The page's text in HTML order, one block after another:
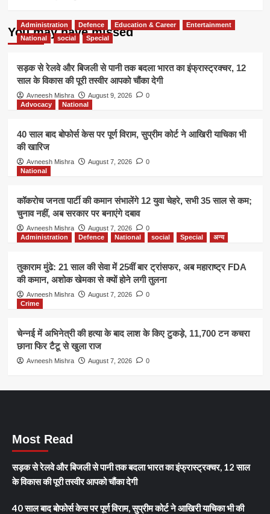
You may have missed
Administration Defence Education & Career
Entertainment
National
social Special
सड़क से रेलवे और बिजली से पानी तक बदला भारत का इंफ्रास्ट्रक्चर, 12
साल के विकास की पूरी तस्वीर आपको चौंका देगी
Avneesh Mishra August 9, 2026
0
Advocacy
National
40 साल बाद बोफोर्स केस पर पूर्ण विराम, सुप्रीम कोर्ट ने आखिरी याचिका भी
की खारिज
Avneesh Mishra August 7, 2026
0
National
कॉकरोच जनता पार्टी की कमान संभालेंगे 12 युवा चेहरे, सभी 35 साल से कम;
चुनाव नहीं, अब सरकार पर बनाएंगे दबाव
Avneesh Mishra August 7, 2026
0
Administration
Defence National social Special अन्य
तुकाराम मुंढे: 21 साल की सेवा में 25वीं बार ट्रांसफर, अब महाराष्ट्र FDA
की कमान, अशोक खेमका से क्यों होने लगी तुलना
Avneesh Mishra August 7, 2026
0
Crime
चेन्नई में अभिनेत्री की हत्या के बाद लाश के किए टुकड़े, 11,700 टन कचरा
छाना फिर टैटू से खुला राज
Avneesh Mishra August 7, 2026 0
Most Read
सड़क से रेलवे और बिजली से पानी तक बदला भारत का इंफ्रास्ट्रक्चर, 12 साल
के विकास की पूरी तस्वीर आपको चौंका देगी
40 साल बाद बोफोर्स केस पर पूर्ण विराम, सुप्रीम कोर्ट ने आखिरी याचिका भी की